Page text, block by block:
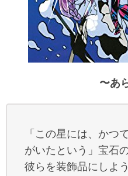
〜あ
「この星には、かつ
がいたという」宝石
彼らを装飾品にしよ